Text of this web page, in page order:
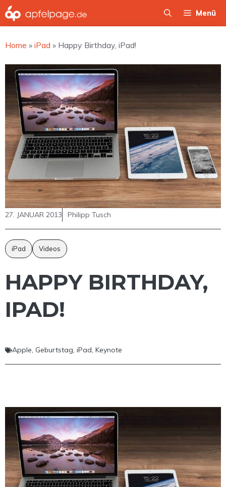
Zum
Inhalt
Menü
Home » iPad » Happy Birthday, iPad!
27. JANUAR 2013 Philipp Tusch
iPad Videos
HAPPY BIRTHDAY,
IPAD!
Apple, Geburtstag, iPad, Keynote